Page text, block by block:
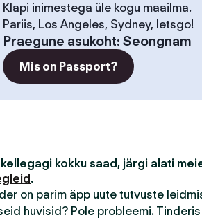
Klapi inimestega üle kogu maailma.
Pariis, Los Angeles, Sydney, letsgo!
Praegune asukoht: Seongnam
Mis on Passport?
kellegagi kokku saad, järgi alati
.
on parim äpp uute tutvuste
huvisid? Pole probleemi.